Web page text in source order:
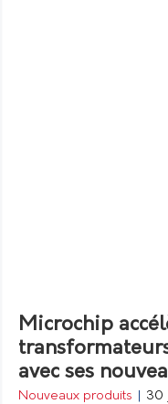
Microchip
avec ses
Nouveaux produits 30